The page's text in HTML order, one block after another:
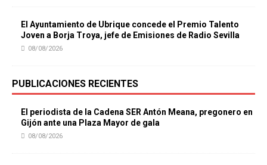
El Ayuntamiento de Ubrique concede el Premio Talento
Joven a Borja Troya, jefe de Emisiones de Radio Sevilla
08/08/2026
PUBLICACIONES RECIENTES
El periodista de la Cadena SER Antón Meana, pregonero en
Gijón ante una Plaza Mayor de gala
08/08/2026